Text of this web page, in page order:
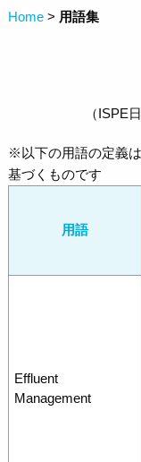
Home > 用語集
（ISPE
※以下の用語の定義
基づくものです
用語
Effluent
Management